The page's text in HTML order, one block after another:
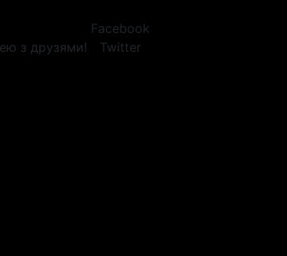
з друзями!
Facebook
Twitter